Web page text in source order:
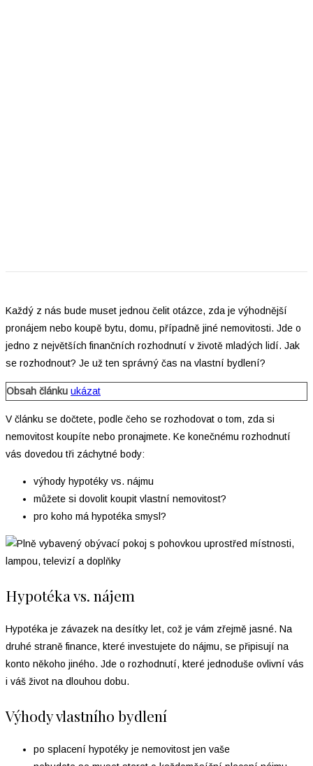
Každý z nás bude muset jednou čelit otázce, zda je výhodnější
pronájem nebo koupě bytu, domu, případně jiné nemovitosti. Jde o
jedno z největších finančních rozhodnutí v životě mladých lidí. Jak
se rozhodnout? Je už ten správný čas na vlastní bydlení?
Obsah článku ukázat
V článku se dočtete, podle čeho se rozhodovat o tom, zda si
nemovitost koupíte nebo pronajmete. Ke konečnému rozhodnutí
vás dovedou tři záchytné body:
výhody hypotéky vs. nájmu
můžete si dovolit koupit vlastní nemovitost?
pro koho má hypotéka smysl?
Hypotéka vs. nájem
Hypotéka je závazek na desítky let, což je vám zřejmě jasné. Na
druhé straně finance, které investujete do nájmu, se připisují na
konto někoho jiného. Jde o rozhodnutí, které jednoduše ovlivní vás
i váš život na dlouhou dobu.
Výhody vlastního bydlení
po splacení hypotéky je nemovitost jen vaše